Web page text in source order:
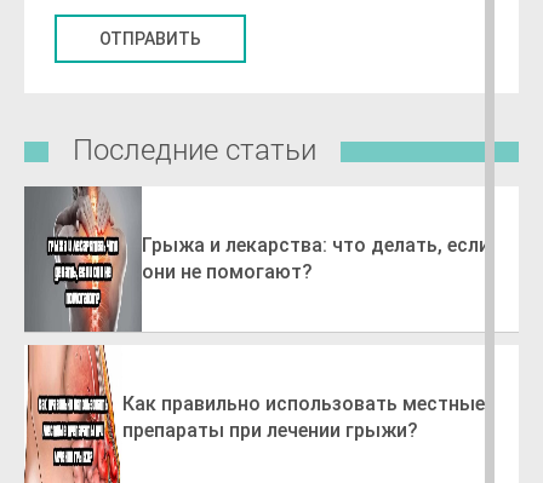
Последние статьи
Грыжа и лекарства: что делать, если
они не помогают?
Как правильно использовать местные
препараты при лечении грыжи?